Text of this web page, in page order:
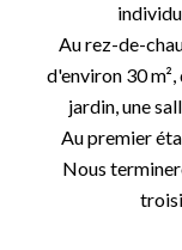
Au rez-de-
d'environ 30
jardin, une
Au premier
Nous